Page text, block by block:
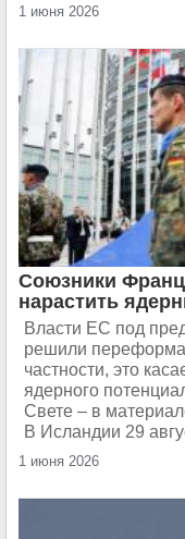
1 июня 2026
Союзники
нарастить
Власти ЕС под
решили
частности, это
ядерного
Свете – в
В Исландии 29
1 июня 2026